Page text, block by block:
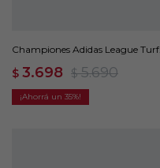
Championes Adidas League Turf
$ 3.698 $ 5.690
35